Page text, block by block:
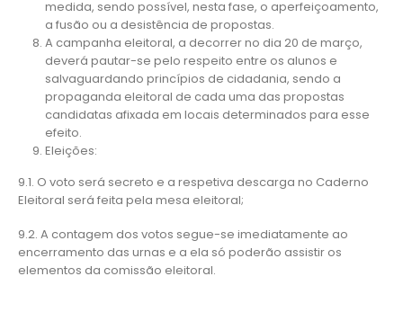
medida, sendo possível, nesta fase, o aperfeiçoamento,
a fusão ou a desistência de propostas.
A campanha eleitoral, a decorrer no dia 20 de março,
deverá pautar-se pelo respeito entre os alunos e
salvaguardando princípios de cidadania, sendo a
propaganda eleitoral de cada uma das propostas
candidatas afixada em locais determinados para esse
efeito.
Eleições:
9.1. O voto será secreto e a respetiva descarga no Caderno
Eleitoral será feita pela mesa eleitoral;
9.2. A contagem dos votos segue-se imediatamente ao
encerramento das urnas e a ela só poderão assistir os
elementos da comissão eleitoral.